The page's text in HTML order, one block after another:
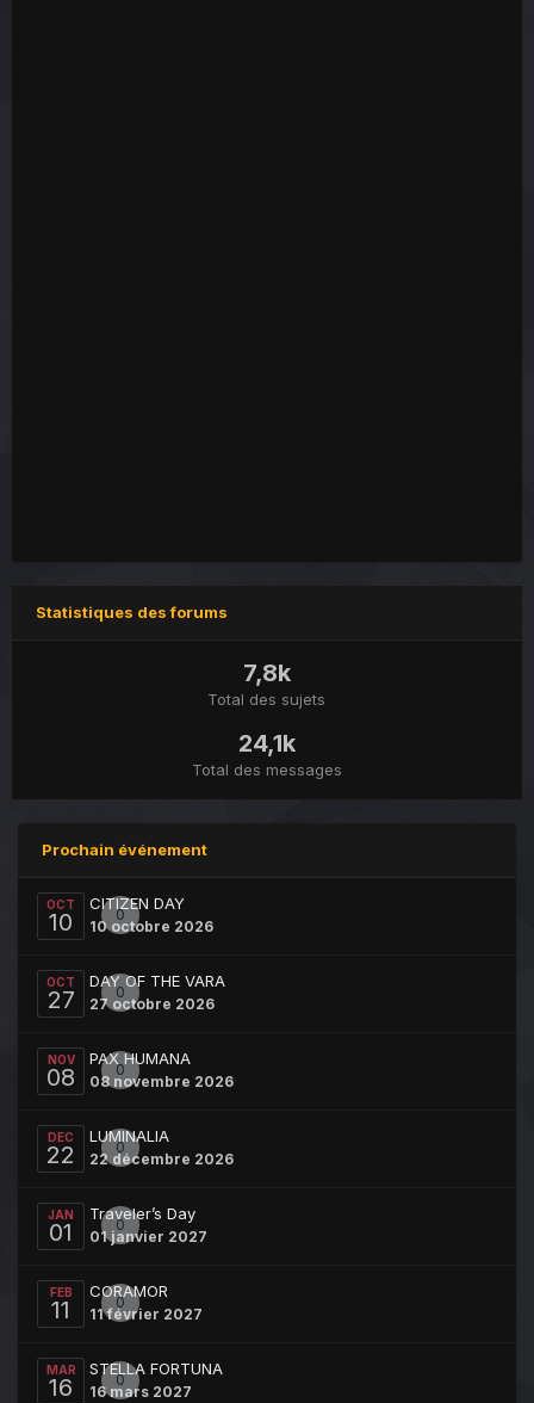
Statistiques des forums
7,8k
Total des sujets
24,1k
Total des messages
Prochain événement
OCT
10 0
CITIZEN DAY
10 octobre 2026
OCT
27 0
DAY OF THE VARA
27 octobre 2026
NOV
08 0
PAX HUMANA
08 novembre 2026
DEC
22 0
LUMINALIA
22 décembre 2026
JAN
01 0
Traveler’s Day
01 janvier 2027
FEB
11 0
CORAMOR
11 février 2027
MAR
16 0
STELLA FORTUNA
16 mars 2027